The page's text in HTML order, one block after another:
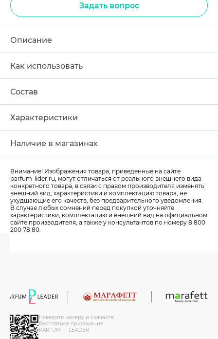
Задать вопрос
Описание
Как использовать
Состав
Характеристики
Наличие в магазинах
Внимание! Изображения товара, приведенные на сайте
parfum-lider.ru, могут отличаться от реального внешнего вида
конкретного товара, в связи с правом производителя изменять
внешний вид, характеристики и комплектацию товара, не
ухудшающие его качеств, без предварительного уведомления.
В случае любых сомнений перед покупкой уточняйте
характеристики, комплектацию и внешний вид на официальном
сайте производителя, а также у консультантов по номеру 8 800
200 78 80.
Наведите камеру и скачайте
бесплатное приложение
PARFUM — LEADER